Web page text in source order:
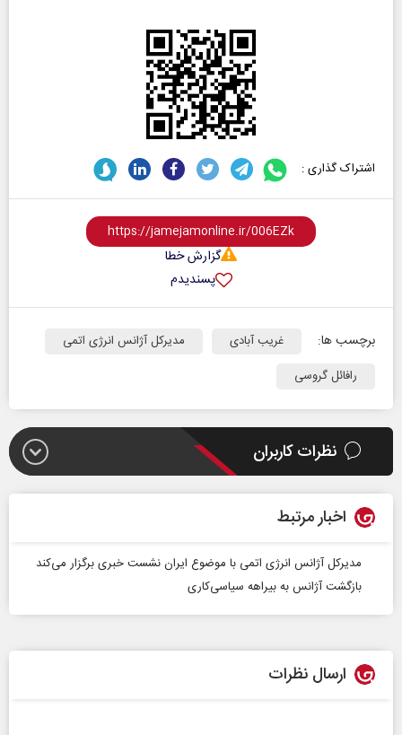
اشتراک گذاری :
گزارش خطا
پسندیدم
برچسب ها: غریب آبادی
مدیرکل آژانس انرژی اتمی
رافائل گروسی
نظرات کاربران
اخبار مرتبط
مدیرکل آژانس انرژی اتمی با موضوع ایران نشست خبری برگزار می‌کند
بازگشت آژانس به بیراهه‌ سیاسی‌کاری
ارسال نظرات